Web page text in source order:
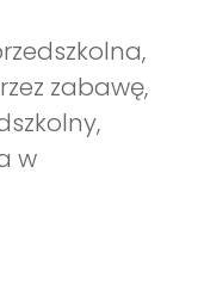
zabawę,
w